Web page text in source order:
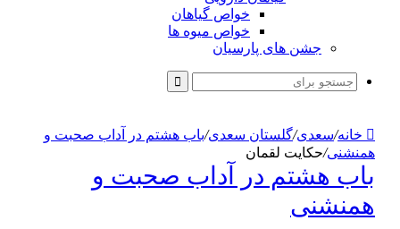
خواص گیاهان
خواص میوه ها
جشن های پارسیان
جستجو
خانه/سعدی/گلستان سعدی/باب هشتم در آداب صحبت و
همنشنى/حکایت لقمان
باب هشتم در آداب صحبت و
همنشنى